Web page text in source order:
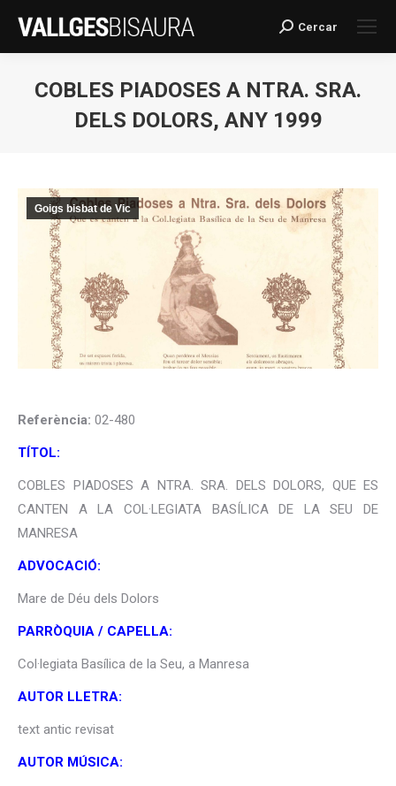
Search:
Cercar
COBLES PIADOSES A NTRA. SRA.
DELS DOLORS, ANY 1999
Goigs bisbat de Vic
Referència: 02-480
TÍTOL:
COBLES PIADOSES A NTRA. SRA. DELS DOLORS, QUE ES
CANTEN A LA COL·LEGIATA BASÍLICA DE LA SEU DE
MANRESA
ADVOCACIÓ:
Mare de Déu dels Dolors
PARRÒQUIA / CAPELLA:
Col·legiata Basílica de la Seu, a Manresa
AUTOR LLETRA:
text antic revisat
AUTOR MÚSICA: